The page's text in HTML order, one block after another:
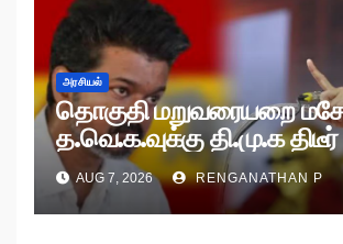
அரசியல்
தொகுதி மறுவரையறை
த.வெ.க.வுக்கு தி.மு.க திடீர்
AUG 7, 2026 RENGANATHAN P